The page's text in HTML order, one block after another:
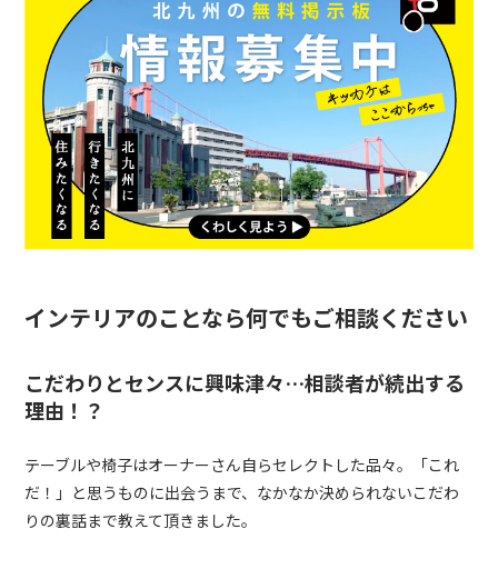
インテリアのことなら何でもご相談ください
こだわりとセンスに興味津々…相談者が続出する
理由！？
テーブルや椅子はオーナーさん自らセレクトした品々。「これ
だ！」と思うものに出会うまで、なかなか決められないこだわ
りの裏話まで教えて頂きました。